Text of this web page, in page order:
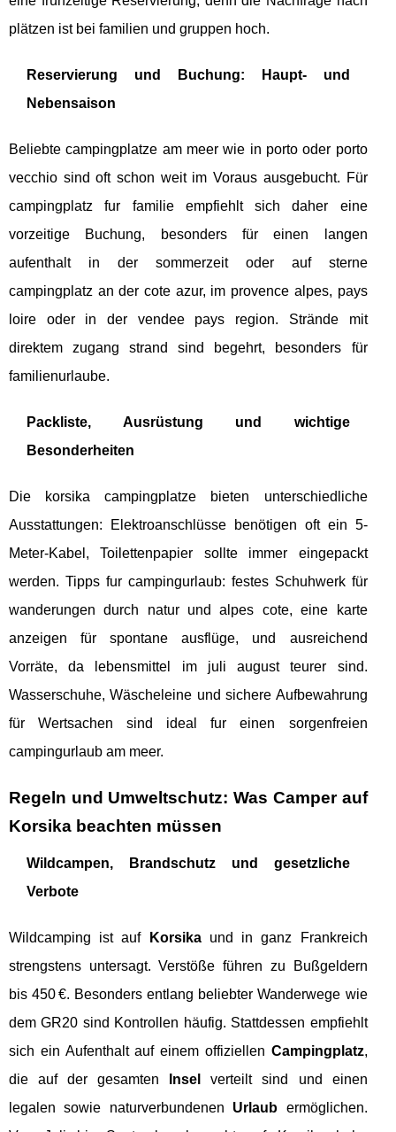
plätzen ist bei familien und gruppen hoch.
Reservierung und Buchung: Haupt- und
Nebensaison
Beliebte campingplatze am meer wie in porto oder porto
vecchio sind oft schon weit im Voraus ausgebucht. Für
campingplatz fur familie empfiehlt sich daher eine
vorzeitige Buchung, besonders für einen langen
aufenthalt in der sommerzeit oder auf sterne
campingplatz an der cote azur, im provence alpes, pays
loire oder in der vendee pays region. Strände mit
direktem zugang strand sind begehrt, besonders für
familienurlaube.
Packliste, Ausrüstung und wichtige
Besonderheiten
Die korsika campingplatze bieten unterschiedliche
Ausstattungen: Elektroanschlüsse benötigen oft ein 5-
Meter-Kabel, Toilettenpapier sollte immer eingepackt
werden. Tipps fur campingurlaub: festes Schuhwerk für
wanderungen durch natur und alpes cote, eine karte
anzeigen für spontane ausflüge, und ausreichend
Vorräte, da lebensmittel im juli august teurer sind.
Wasserschuhe, Wäscheleine und sichere Aufbewahrung
für Wertsachen sind ideal fur einen sorgenfreien
campingurlaub am meer.
Regeln und Umweltschutz: Was Camper auf
Korsika beachten müssen
Wildcampen, Brandschutz und gesetzliche
Verbote
Wildcamping ist auf Korsikaund in ganz Frankreich
strengstens untersagt. Verstöße führen zu Bußgeldern
bis 450 €. Besonders entlang beliebter Wanderwege wie
dem GR20 sind Kontrollen häufig. Stattdessen empfiehlt
sich ein Aufenthalt auf einem offiziellen Campingplatz,
die auf der gesamten
Insel
verteilt sind und einen
legalen sowie naturverbundenen Urlaub ermöglichen.